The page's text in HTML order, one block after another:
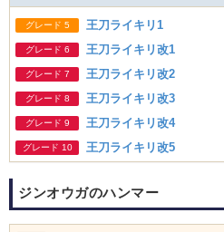
グレード 5 王刀ライキリ1
グレード 6 王刀ライキリ改1
グレード 7 王刀ライキリ改2
グレード 8 王刀ライキリ改3
グレード 9 王刀ライキリ改4
グレード 10 王刀ライキリ改5
ジンオウガのハンマー